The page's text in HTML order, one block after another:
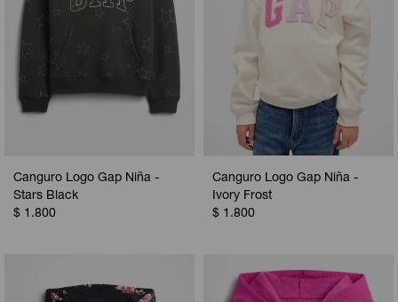
Canguro Logo Gap Niña -
Stars Black
$ 1.800
Canguro Logo Gap Niña -
Ivory Frost
$ 1.800